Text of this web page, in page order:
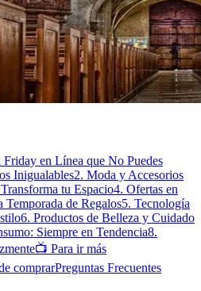
en Línea que No Puedes
Inigualables2. Moda y Accesorios
tu Espacio4. Ofertas en
Temporada de Regalos5. Tecnología
6. Productos de Belleza y Cuidado
Siempre en Tendencia8.
📺 Para ir más
comprarPreguntas Frecuentes